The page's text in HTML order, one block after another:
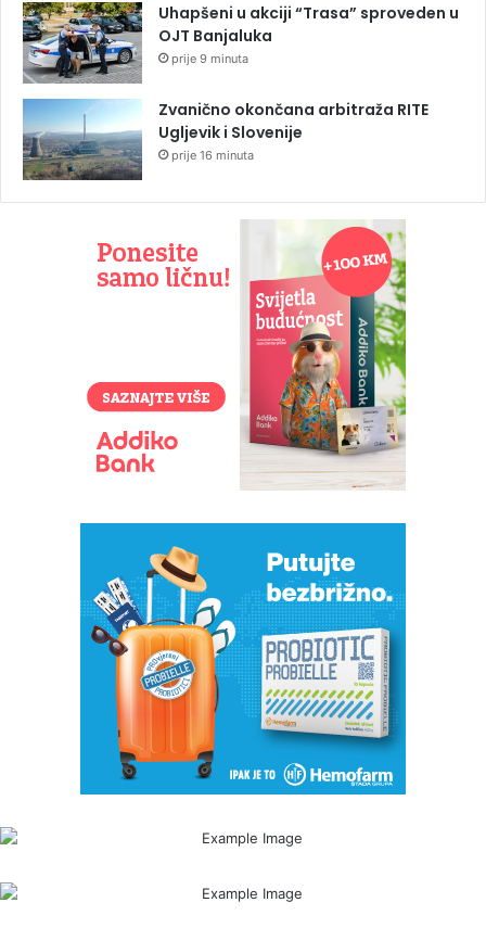
Uhapšeni u akciji “Trasa” sproveden u
OJT Banjaluka
prije 9 minuta
Zvanično okončana arbitraža RITE
Ugljevik i Slovenije
prije 16 minuta